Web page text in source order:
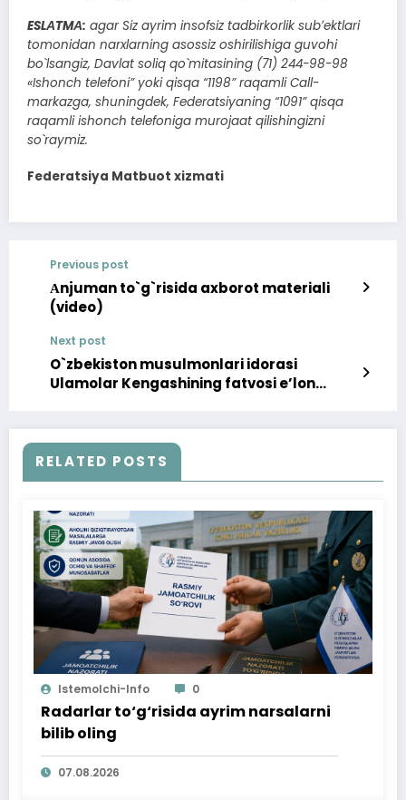
ESLАTMА: agar Siz ayrim insofsiz tadbirkorlik subʼektlari
tomonidan narxlarning asossiz oshirilishiga guvohi
bo`lsangiz, Davlat soliq qo`mitasining (71) 244-98-98
«Ishonch telefoni” yoki qisqa “1198” raqamli Call-
markazga, shuningdek, Federatsiyaning “1091” qisqa
raqamli ishonch telefoniga murojaat qilishingizni
so`raymiz.
Federatsiya Matbuot xizmati
Previous post
Аnjuman to`g`risida axborot materiali
(video)
Next post
O`zbekiston musulmonlari idorasi
Ulamolar Kengashining fatvosi eʼlon
RELATED POSTS
Istemolchi-Info 0
Radarlar to‘g‘risida ayrim narsalarni
bilib oling
07.08.2026